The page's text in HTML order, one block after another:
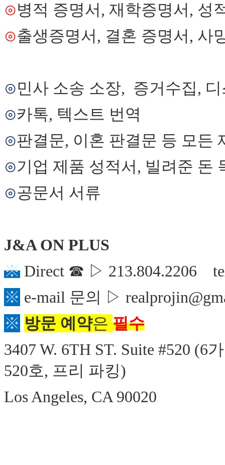
리
구
입
전
치
약
심
중
코
아
e
규
노
휴
이
트
무
료
만
남
어
플
시
⊙병적 증명서 , 재학증명서 , 성
⊙출생증명서 , 결혼 증명서 , 사
⊙민사 소송 소장, 증거수집,
⊙카톡, 텍스트 번역
⊙판결문, 이혼 판결문 등 모든
⊙기업 제품 성적서 , 빌려준 돈
⊙공문서 서류
J&A ON PLUS
※ Direct ☎ ▷ 213.804.2206
※ e-mail 문의 ▷
※ 방문 예약은 필수
3407 W. 6TH ST. Suite #520 (6가
520호, 프리 파킹)
Los Angeles, CA 90020